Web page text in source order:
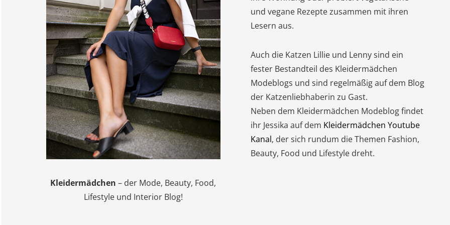
Kleidermädchen – der Mode, Beauty, Food,
Lifestyle und Interior Blog!
und vegane Rezepte zusammen mit ihren
Lesern aus.
Auch die Katzen Lillie und Lenny sind ein
fester Bestandteil des Kleidermädchen
Modeblogs und sind regelmäßig auf dem Blog
der Katzenliebhaberin zu Gast.
Neben dem Kleidermädchen Modeblog findet
ihr Jessika auf dem Kleidermädchen Youtube
Kanal, der sich rundum die Themen Fashion,
Beauty, Food und Lifestyle dreht.